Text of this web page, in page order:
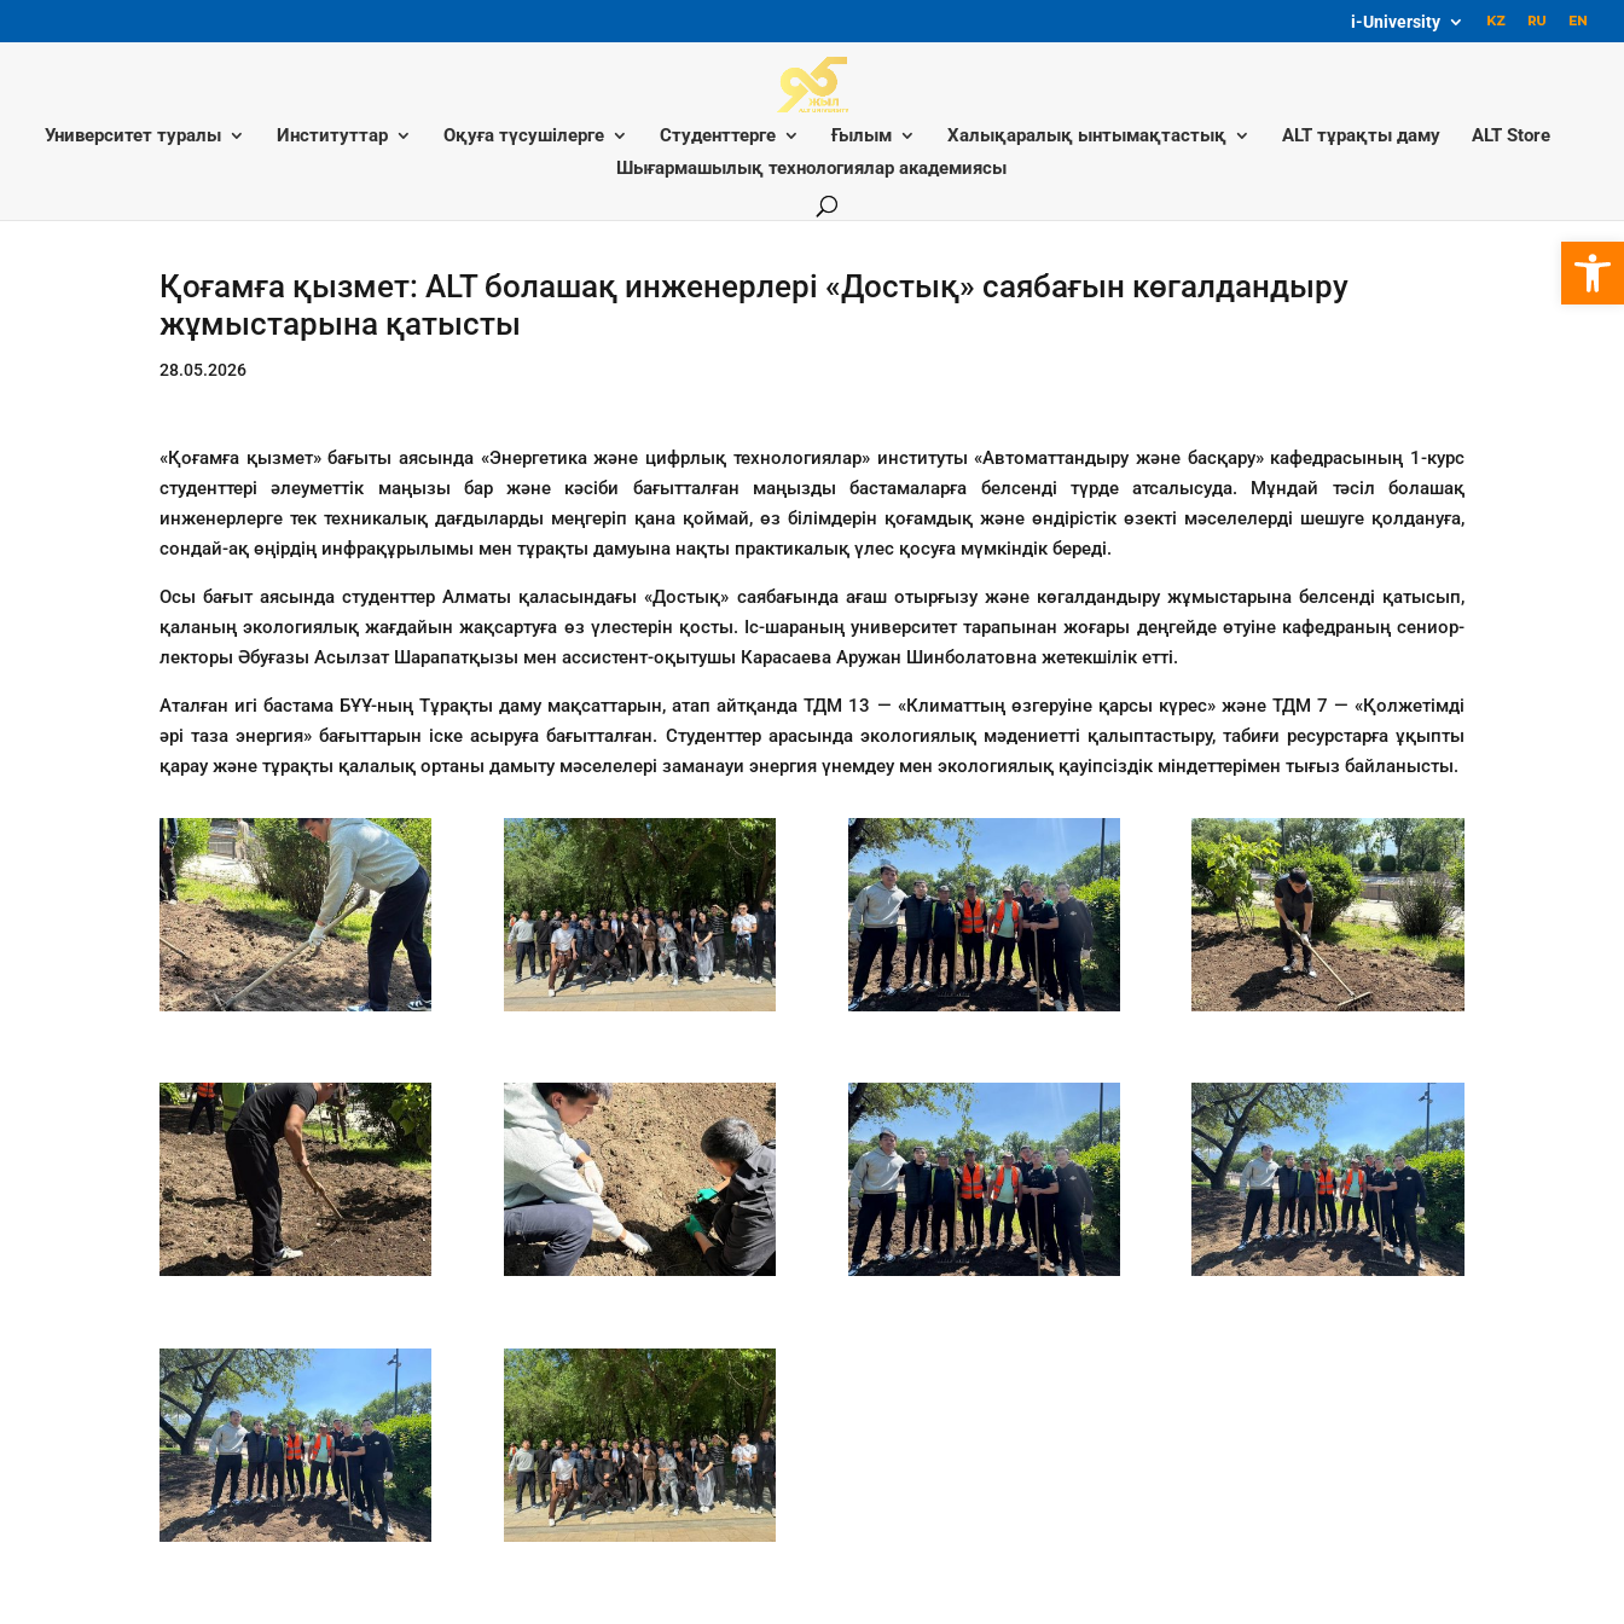
i-University
Университет туралы Институттар Оқуға түсушілерге Студенттерге Ғылым Халықаралық ынтымақтастық ALT тұрақты даму
ALT Store
Шығармашылық технологиялар академиясы
Қоғамға қызмет: ALT болашақ инженерлері «Достық» саябағын көгалдандыру
жұмыстарына қатысты
28.05.2026
«Қоғамға қызмет» бағыты аясында «Энергетика және цифрлық технологиялар» институты «Автоматтандыру және басқару» кафедрасының 1-курс
студенттері әлеуметтік маңызы бар және кәсіби бағытталған маңызды бастамаларға белсенді түрде атсалысуда. Мұндай тәсіл болашақ
инженерлерге тек техникалық дағдыларды меңгеріп қана қоймай, өз білімдерін қоғамдық және өндірістік өзекті мәселелерді шешуге қолдануға,
сондай-ақ өңірдің инфрақұрылымы мен тұрақты дамуына нақты практикалық үлес қосуға мүмкіндік береді.
Осы бағыт аясында студенттер Алматы қаласындағы «Достық» саябағында ағаш отырғызу және көгалдандыру жұмыстарына белсенді қатысып,
қаланың экологиялық жағдайын жақсартуға өз үлестерін қосты. Іс-шараның университет тарапынан жоғары деңгейде өтуіне кафедраның сениор-
лекторы Әбуғазы Асылзат Шарапатқызы мен ассистент-оқытушы Карасаева Аружан Шинболатовна жетекшілік етті.
Аталған игі бастама БҰҰ-ның Тұрақты даму мақсаттарын, атап айтқанда ТДМ 13 — «Климаттың өзгеруіне қарсы күрес» және ТДМ 7 — «Қолжетімді
әрі таза энергия» бағыттарын іске асыруға бағытталған. Студенттер арасында экологиялық мәдениетті қалыптастыру, табиғи ресурстарға ұқыпты
қарау және тұрақты қалалық ортаны дамыту мәселелері заманауи энергия үнемдеу мен экологиялық қауіпсіздік міндеттерімен тығыз байланысты.